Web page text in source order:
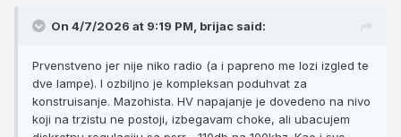
On 4/7/2026 at 9:19 PM, brijac said:
Prvenstveno jer nije niko radio (a i papreno me lozi izgled te
dve lampe). I ozbiljno je kompleksan poduhvat za
konstruisanje. Mazohista. HV napajanje je dovedeno na nivo
koji na trzistu ne postoji, izbegavam choke, ali ubacujem